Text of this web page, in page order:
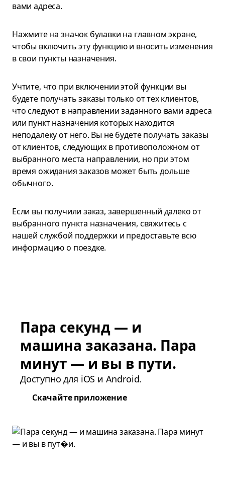
вами адреса.
Нажмите на значок булавки на главном экране,
чтобы включить эту функцию и вносить изменения
в свои пункты назначения.
Учтите, что при включении этой функции вы
будете получать заказы только от тех клиентов,
что следуют в направлении заданного вами адреса
или пункт назначения которых находится
неподалеку от него. Вы не будете получать заказы
от клиентов, следующих в противоположном от
выбранного места направлении, но при этом
время ожидания заказов может быть дольше
обычного.
Если вы получили заказ, завершенный далеко от
выбранного пункта назначения, свяжитесь с
нашей службой поддержки и предоставьте всю
информацию о поездке.
Пара секунд — и
машина заказана. Пара
минут — и вы в пути.
Доступно для iOS и Android.
Скачайте приложение